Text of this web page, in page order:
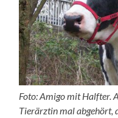
Foto: Amigo mit Halfter.
Tierärztin mal abgehört,